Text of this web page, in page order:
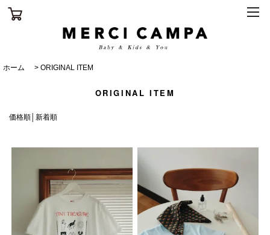
ホーム > ORIGINAL ITEM
ORIGINAL ITEM
価格順 新着順